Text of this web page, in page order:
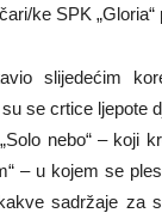
ke SPK
slijedećim
se crtice ljepote
nebo“ – koji
– u kojem se
sadržaje za